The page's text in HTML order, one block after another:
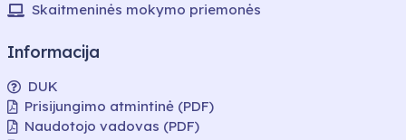
Skaitmeninės mokymo priemonės
Informacija
DUK
Prisijungimo atmintinė (PDF)
Naudotojo vadovas (PDF)